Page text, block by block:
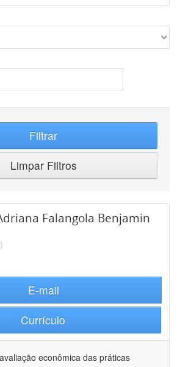
Filtrar
Limpar Filtros
Falangola Benjamin
E-mail
Currículo
avaliação econômica das práticas